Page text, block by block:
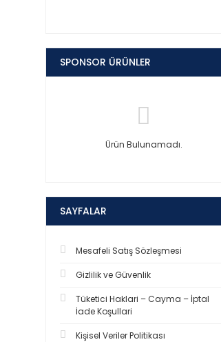
SPONSOR ÜRÜNLER
Ürün Bulunamadı.
SAYFALAR
Mesafeli Satış Sözleşmesi
Gizlilik ve Güvenlik
Tüketici Haklari – Cayma – İptal
İade Koşullari
Kişisel Veriler Politikası